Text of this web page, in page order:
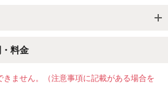
料金
ません。（注意事項に記載がある場合を